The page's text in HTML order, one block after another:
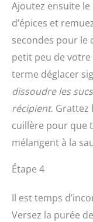
Ajoutez ensuite
d’épices et
secondes pour le
petit peu de
terme déglacer
dissoudre les
récipient. Grattez
cuillère pour que
mélangent à la
Étape 4
Il est temps
Versez la purée